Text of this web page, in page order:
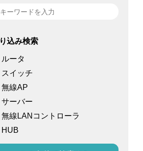
込み検索
ルータ
スイッチ
無線AP
サーバー
無線LANコントローラ
HUB